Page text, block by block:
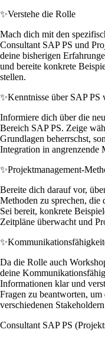
✨Verstehe die Rolle
Mach dich mit den
Consultant SAP PS und
deine bisherigen
und bereite konkrete
stellen.
✨Kenntnisse über SAP PS
Informiere dich über die
Bereich SAP PS. Zeige
Grundlagen beherrschst,
Integration in angrenzende
✨Projektmanagement-
Bereite dich darauf vor,
Methoden zu sprechen, die
Sei bereit, konkrete
Zeitpläne überwacht und
✨
Da die Rolle auch
deine
Informationen klar und
Fragen zu beantworten,
verschiedenen
Consultant SAP PS